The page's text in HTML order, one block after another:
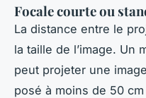
Focale courte ou
La distance entre le
la taille de l’image. Un
peut projeter une
posé à moins de 50